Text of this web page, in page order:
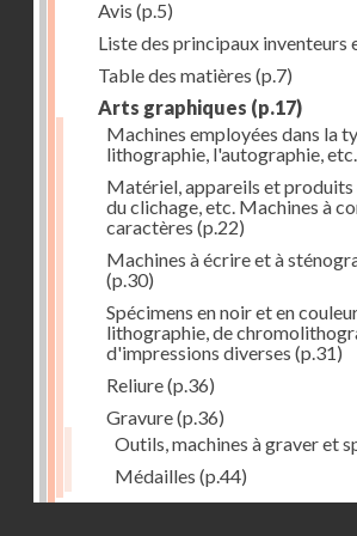
Avis (p.5)
Liste des principaux inventeurs
Table des matières (p.7)
Arts graphiques (p.17)
Machines employées dans la
lithographie, l'autographie, etc.
Matériel, appareils et
du clichage, etc. Machines à
caractères (p.22)
Machines à écrire et à
(p.30)
Spécimens en noir et en
lithographie, de
d'impressions diverses (p.31)
Reliure(p.36)
Gravure(p.36)
Outils, machines à graver et
Médailles (p.44)